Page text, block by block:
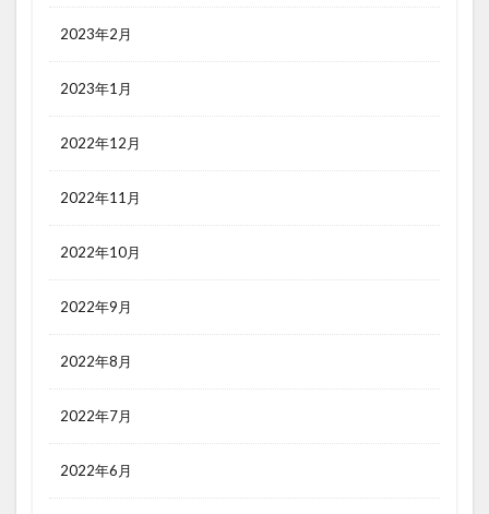
2023年2月
2023年1月
2022年12月
2022年11月
2022年10月
2022年9月
2022年8月
2022年7月
2022年6月